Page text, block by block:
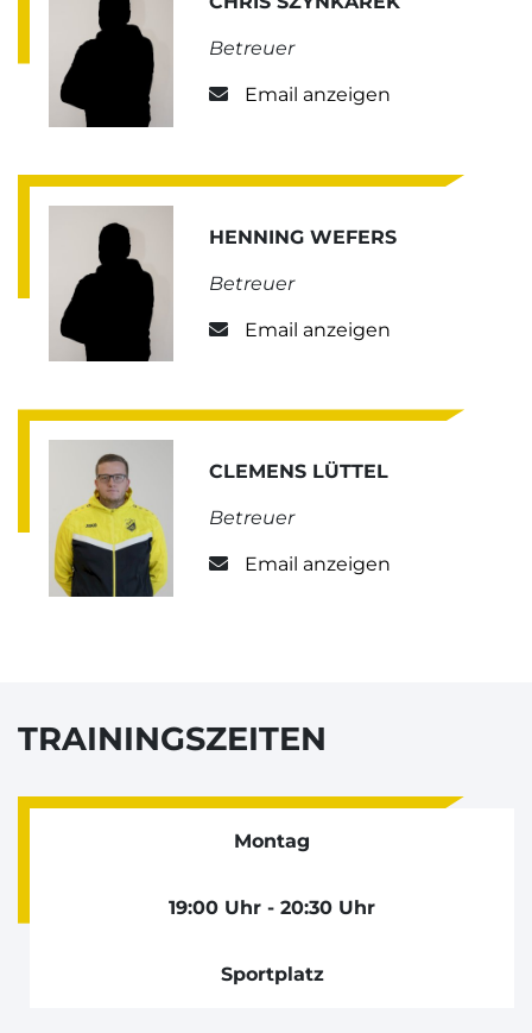
Betreuer
Email anzeigen
HENNING WEFERS
Betreuer
Email anzeigen
CLEMENS LÜTTEL
Betreuer
Email anzeigen
TRAININGSZEITEN
Montag
19:00 Uhr - 20:30 Uhr
Sportplatz